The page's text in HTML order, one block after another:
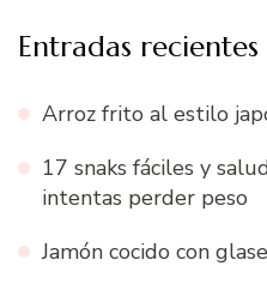
Entradas recientes
Arroz frito al estilo
17 snaks fáciles y
intentas perder peso
Jamón cocido con